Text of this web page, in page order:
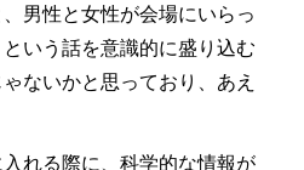
男性と女性が会場にいらっ
いう話を意識的に盛り込む
ないかと思っており、あえ
れる際に、科学的な情報が